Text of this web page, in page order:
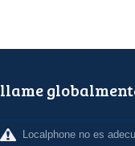
llame
Localphone no es